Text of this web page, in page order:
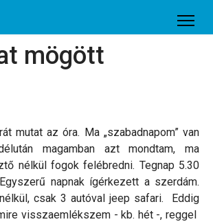
mögött
mutat az óra. Ma „szabadnapom” van
magamban azt mondtam, ma
nélkül fogok felébredni. Tegnap 5.30
napnak ígérkezett a szerdám.
csak 3 autóval jeep safari. Eddig
visszaemlékszem - kb. hét -, reggel